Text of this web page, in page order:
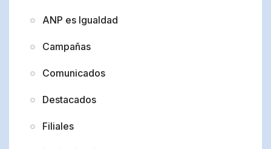
ANP es Igualdad
Campañas
Comunicados
Destacados
Filiales